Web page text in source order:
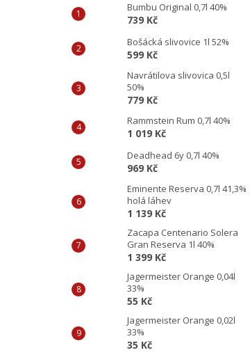
Bumbu Original 0,7l 40%
739 Kč
Bošácká slivovice 1l 52%
599 Kč
Navrátilova slivovica 0,5l
50%
779 Kč
Rammstein Rum 0,7l 40%
1 019 Kč
Deadhead 6y 0,7l 40%
969 Kč
Eminente Reserva 0,7l 41,3%
holá láhev
1 139 Kč
Zacapa Centenario Solera
Gran Reserva 1l 40%
1 399 Kč
Jagermeister Orange 0,04l
33%
55 Kč
Jagermeister Orange 0,02l
33%
35 Kč